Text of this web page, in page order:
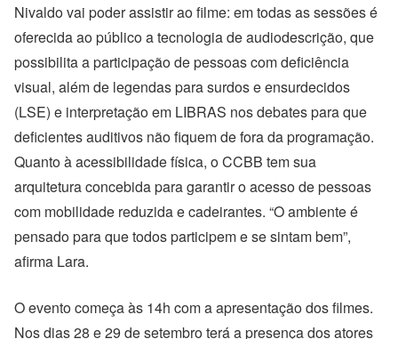
Nivaldo vai poder assistir ao filme: em todas as sessões é
oferecida ao público a tecnologia de audiodescrição, que
possibilita a participação de pessoas com deficiência
visual, além de legendas para surdos e ensurdecidos
(LSE) e interpretação em LIBRAS nos debates para que
deficientes auditivos não fiquem de fora da programação.
Quanto à acessibilidade física, o CCBB tem sua
arquitetura concebida para garantir o acesso de pessoas
com mobilidade reduzida e cadeirantes. “O ambiente é
pensado para que todos participem e se sintam bem”,
afirma Lara.
O evento começa às 14h com a apresentação dos filmes.
Nos dias 28 e 29 de setembro terá a presença dos atores